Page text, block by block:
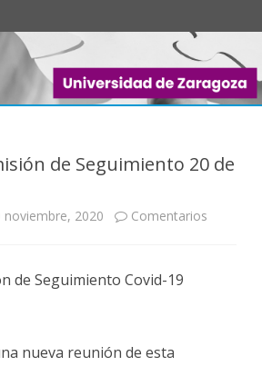
Saltar
de Seguimiento 20 de
noviembre, 2020 Comentarios
de Seguimiento Covid-19
nueva reunión de esta